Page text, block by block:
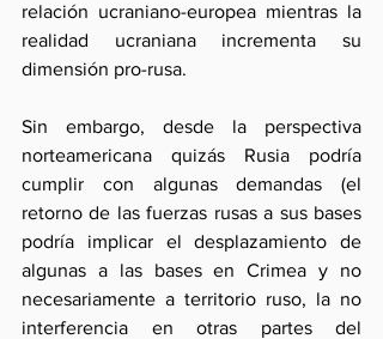
relación ucraniano-europea mientras la
realidad ucraniana incrementa su
dimensión pro-rusa.
Sin embargo, desde la perspectiva
norteamericana quizás Rusia podría
cumplir con algunas demandas (el
retorno de las fuerzas rusas a sus bases
podría implicar el desplazamiento de
algunas a las bases en Crimea y no
necesariamente a territorio ruso, la no
interferencia en otras partes del